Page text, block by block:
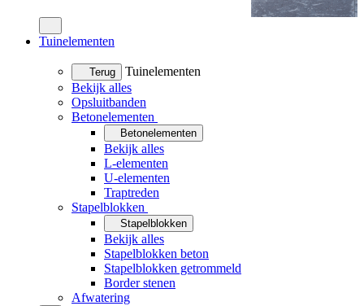
Tuinelementen
Terug
Tuinelementen
Bekijk alles
Opsluitbanden
Betonelementen
Betonelementen
Bekijk alles
L-elementen
U-elementen
Traptreden
Stapelblokken
Stapelblokken
Bekijk alles
Stapelblokken beton
Stapelblokken getrommeld
Border stenen
Afwatering